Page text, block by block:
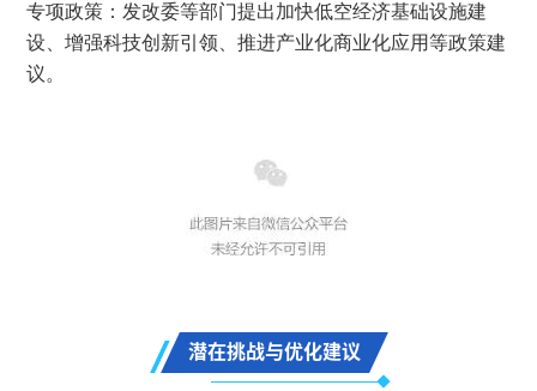
专项政策：发改委等部门提出加快低空经济基础设施建
设、增强科技创新引领、推进产业化商业化应用等政策建
议。
潜在挑战与优化建议